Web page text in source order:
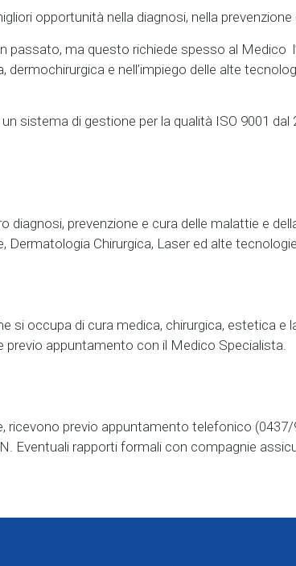
opportunità nella diagnosi, nella
ma questo richiede spesso al Medico
dermochirurgica e nell’impiego delle alte
sistema di gestione per la qualità ISO 9001
prevenzione e cura delle malattie e
Chirurgica, Laser ed alte
si occupa di cura medica, chirurgica, estetica e
appuntamento con il Medico Specialista.
ricevono previo appuntamento telefonico
Eventuali rapporti formali con compagnie